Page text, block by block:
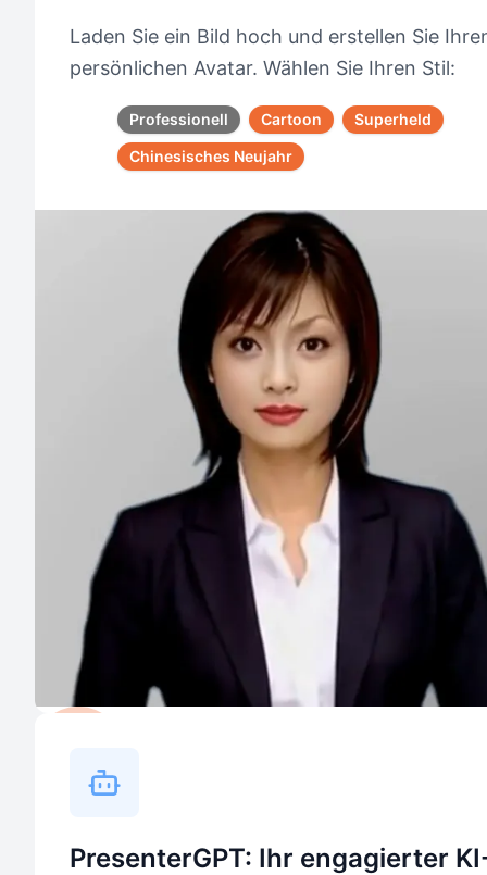
Laden Sie ein Bild hoch und erstellen Sie
persönlichen Avatar. Wählen Sie Ihren Stil:
Professionell Cartoon
Superheld
Chinesisches Neujahr
PresenterGPT: Ihr engagierter